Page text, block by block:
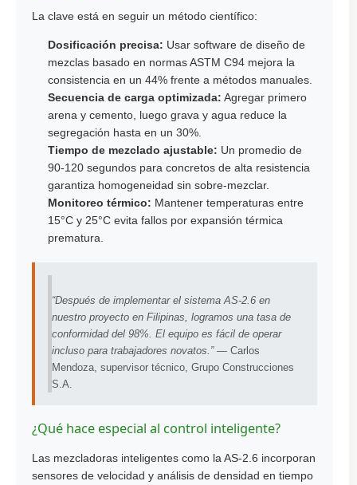
La clave está en seguir un método científico:
Dosificación precisa: Usar software de diseño de
mezclas basado en normas ASTM C94 mejora la
consistencia en un 44% frente a métodos manuales.
Secuencia de carga optimizada: Agregar primero
arena y cemento, luego grava y agua reduce la
segregación hasta en un 30%.
Tiempo de mezclado ajustable: Un promedio de
90-120 segundos para concretos de alta resistencia
garantiza homogeneidad sin sobre-mezclar.
Monitoreo térmico: Mantener temperaturas entre
15°C y 25°C evita fallos por expansión térmica
prematura.
“Después de implementar el sistema AS-2.6 en
nuestro proyecto en Filipinas, logramos una tasa de
conformidad del 98%. El equipo es fácil de operar
incluso para trabajadores novatos.” — Carlos
Mendoza, supervisor técnico, Grupo Construcciones
S.A.
¿Qué hace especial al control inteligente?
Las mezcladoras inteligentes como la AS-2.6 incorporan
sensores de velocidad y análisis de densidad en tiempo